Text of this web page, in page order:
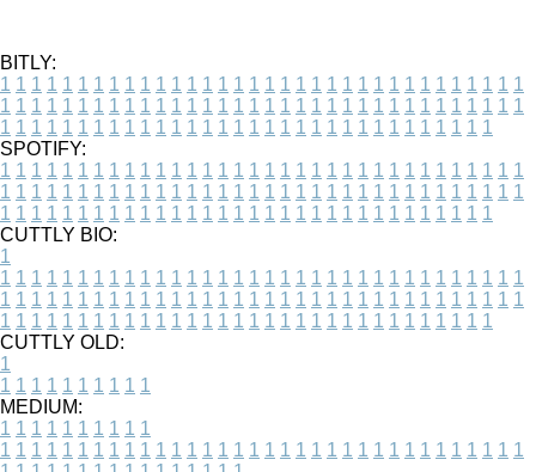
BITLY:
1 1 1 1 1 1 1 1 1 1 1 1 1 1 1 1 1 1 1 1 1 1 1 1 1 1 1 1 1 1 1 1 1 1
1 1 1 1 1 1 1 1 1 1 1 1 1 1 1 1 1 1 1 1 1 1 1 1 1 1 1 1 1 1 1 1 1 1
1 1 1 1 1 1 1 1 1 1 1 1 1 1 1 1 1 1 1 1 1 1 1 1 1 1 1 1 1 1 1 1
SPOTIFY:
1 1 1 1 1 1 1 1 1 1 1 1 1 1 1 1 1 1 1 1 1 1 1 1 1 1 1 1 1 1 1 1 1 1
1 1 1 1 1 1 1 1 1 1 1 1 1 1 1 1 1 1 1 1 1 1 1 1 1 1 1 1 1 1 1 1 1 1
1 1 1 1 1 1 1 1 1 1 1 1 1 1 1 1 1 1 1 1 1 1 1 1 1 1 1 1 1 1 1 1
CUTTLY BIO:
1
1 1 1 1 1 1 1 1 1 1 1 1 1 1 1 1 1 1 1 1 1 1 1 1 1 1 1 1 1 1 1 1 1 1
1 1 1 1 1 1 1 1 1 1 1 1 1 1 1 1 1 1 1 1 1 1 1 1 1 1 1 1 1 1 1 1 1 1
1 1 1 1 1 1 1 1 1 1 1 1 1 1 1 1 1 1 1 1 1 1 1 1 1 1 1 1 1 1 1 1
CUTTLY OLD:
1
1 1 1 1 1 1 1 1 1 1
MEDIUM:
1 1 1 1 1 1 1 1 1 1
1 1 1 1 1 1 1 1 1 1 1 1 1 1 1 1 1 1 1 1 1 1 1 1 1 1 1 1 1 1 1 1 1 1